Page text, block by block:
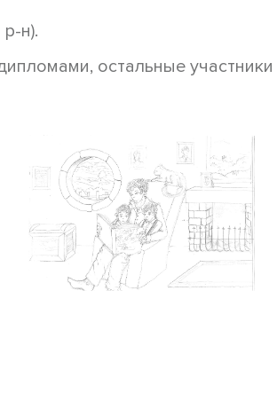
н).
остальные